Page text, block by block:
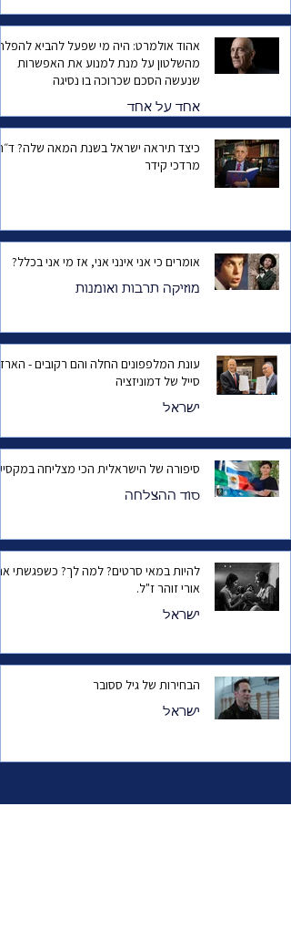
אהוד אולמרט: היה מי שפעל להביא
מהשלטון על מנת למנוע את האפשרות
שנעשה הסכם שכרוכה בו נסיגה
אחד על אחד
כיצד תיראה ישראל בשנת המאה
מרדכי קידר
אומרים כי אני אינני אני, אז מי אני בכלל?
מוזיקה תרבות ואומנות
עונת המלפפונים החלה והם רקובים -
סייל של דמוניזציה
ישראל
סיפורה של הישראלית הכי מצליחה
סוד ההצלחה
להיות במאי סרטים? למה לך? כשפגשתי
אורי זוהר ז"ל.
ישראל
הבחירות של גיל ססובר
ישראל